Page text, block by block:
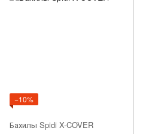
−10%
Бахилы Spidi X-COVER